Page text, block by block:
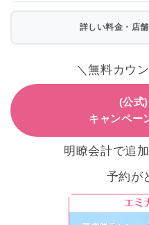
詳しい料金・店
＼無料カウ
(公式
キャンペー
明瞭会計で追
予約が